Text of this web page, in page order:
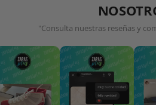
"Consulta nuestras reseñas y